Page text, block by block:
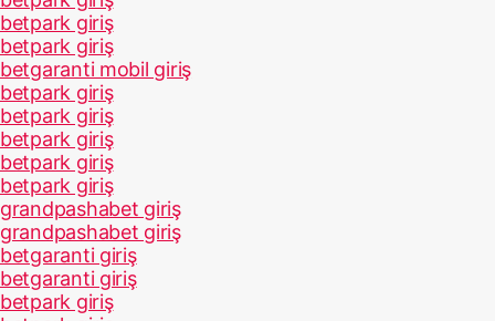
betpark giriş
betpark giriş
betgaranti mobil giriş
betpark giriş
betpark giriş
betpark giriş
betpark giriş
betpark giriş
grandpashabet giriş
grandpashabet giriş
betgaranti giriş
betgaranti giriş
betpark giriş